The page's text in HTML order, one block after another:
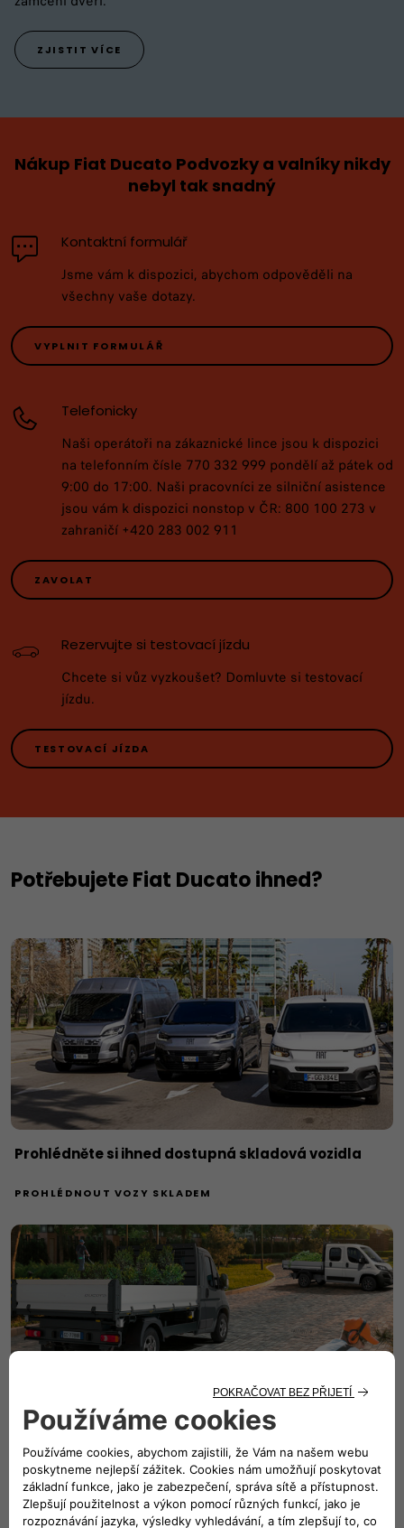
ZJISTIT VÍCE
Nákup Fiat Ducato Podvozky a valníky nikdy
nebyl tak snadný
Kontaktní formulář
Jsme vám k dispozici, abychom odpověděli na
všechny vaše dotazy.
VYPLNIT FORMULÁŘ
Telefonicky
Naši operátoři na zákaznické lince jsou k dispozici
na telefonním čísle 770 332 999 pondělí až pátek od
9:00 do 17:00. Naši pracovníci ze silniční asistence
jsou vám k dispozici nonstop v ČR: 800 100 273 v
zahraničí +420 283 002 911
ZAVOLAT
Rezervujte si testovací jízdu
Chcete si vůz vyzkoušet? Domluvte si testovací
jízdu.
TESTOVACÍ JÍZDA
Potřebujete Fiat Ducato ihned?
Prohlédněte si ihned dostupná skladová vozidla
PROHLÉDNOUT VOZY SKLADEM
Professional
PROHLÉDNOUT OJETÁ VOZIDLA